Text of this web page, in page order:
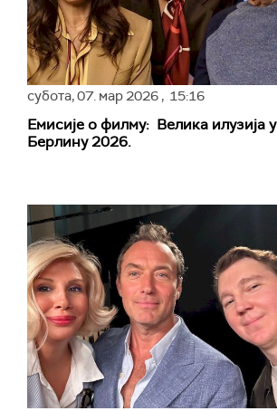
субота,07. мар 2026 , 15:16
Емисије о филму: Велика илузија у
Берлину 2026.